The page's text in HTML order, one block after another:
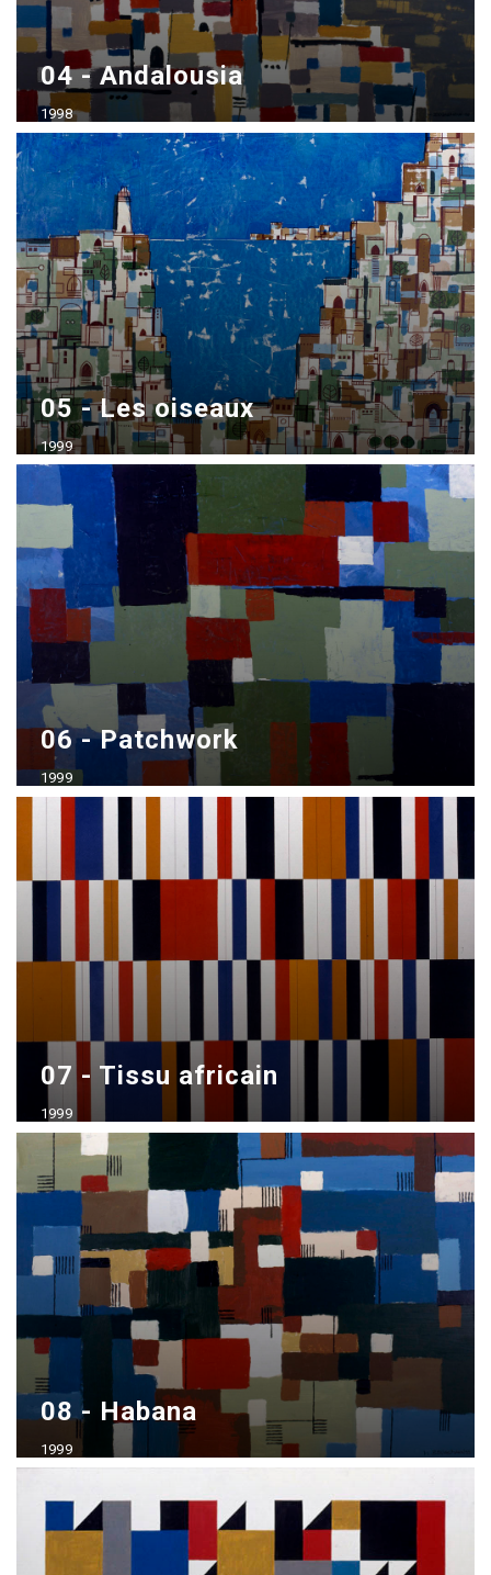
04 - Andalousia
1998
Acrílico sobre madera
70x100 cm
05 - Les oiseaux
1999
Acrílico sobre madera
70x100 cm - vendido
06 - Patchwork
1999
07 - Tissu africain
1999
Acrílico sobre madera
70x100 cm
08 - Habana
1999
70x100 cm